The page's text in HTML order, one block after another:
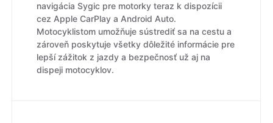
navigácia Sygic pre motorky teraz k dispozícii
cez Apple CarPlay a Android Auto.
Motocyklistom umožňuje sústrediť sa na cestu a
zároveň poskytuje všetky dôležité informácie pre
lepší zážitok z jazdy a bezpečnosť už aj na
dispeji motocyklov.